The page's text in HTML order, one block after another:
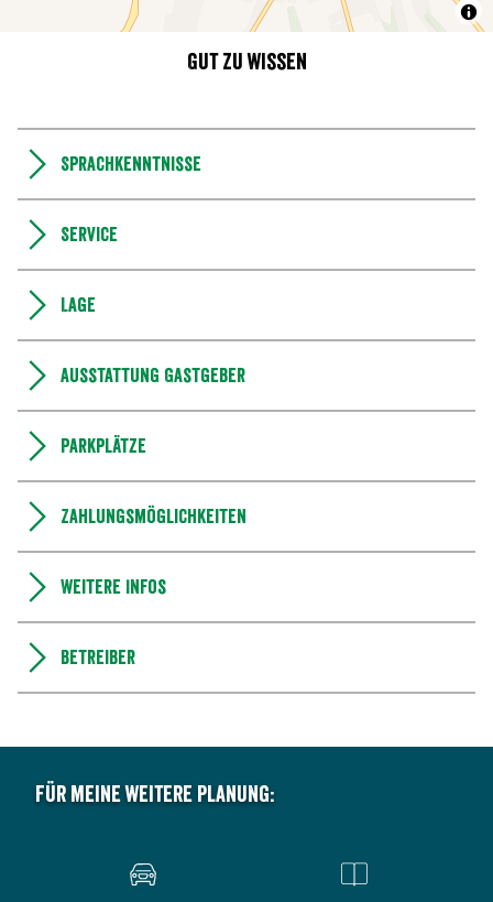
Gut zu wissen
Sprachkenntnisse
Service
Lage
Ausstattung Gastgeber
Parkplätze
Zahlungsmöglichkeiten
Weitere Infos
Betreiber
Für meine weitere Planung: